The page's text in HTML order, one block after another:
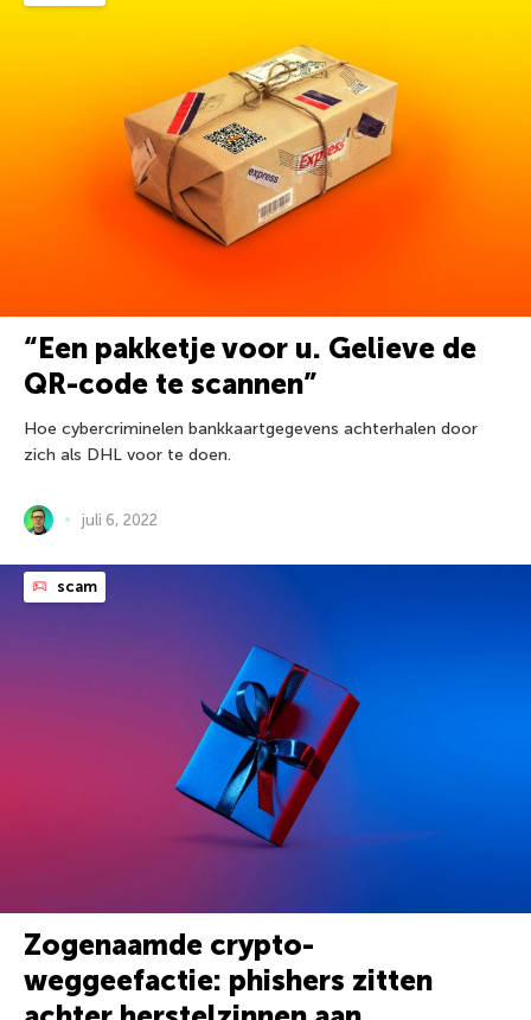
“Een pakketje voor u. Gelieve de
QR-code te scannen”
Hoe cybercriminelen bankkaartgegevens achterhalen door
zich als DHL voor te doen.
juli 6, 2022
scam
Zogenaamde crypto-
weggeefactie: phishers zitten